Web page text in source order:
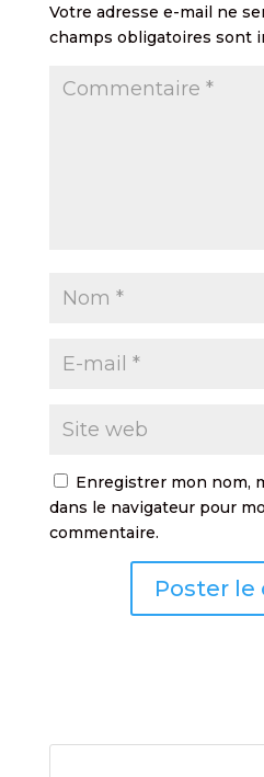
Votre adresse e-mail ne
champs obligatoires sont
Enregistrer mon nom,
dans le navigateur pour
commentaire.